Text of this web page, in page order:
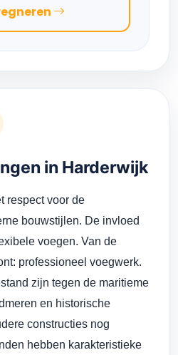
in Harderwijk
respect voor de
bouwstijlen. De invloed
voegen. Van de
professioneel voegwerk.
zijn tegen de maritieme
en historische
constructies nog
hebben karakteristieke